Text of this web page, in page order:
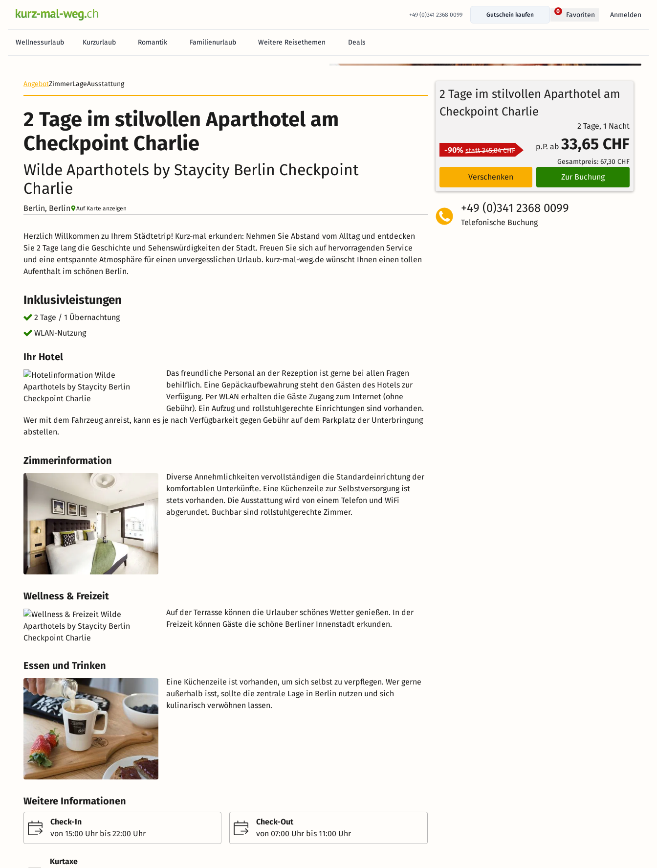
+49 (0)341 2368 0099 Gutschein kaufen
0 Favoriten Anmelden
Wellnessurlaub Kurzurlaub Romantik Familienurlaub Weitere Reisethemen Deals
AngebotZimmerLageAusstattung
2 Tage im stilvollen Aparthotel am
Checkpoint Charlie
Wilde Aparthotels by Staycity Berlin Checkpoint
Charlie
Berlin, Berlin Auf Karte anzeigen
Herzlich Willkommen zu Ihrem Städtetrip! Kurz-mal erkunden: Nehmen Sie Abstand vom Alltag und entdecken
Sie 2 Tage lang die Geschichte und Sehenswürdigkeiten der Stadt. Freuen Sie sich auf hervorragenden Service
und eine entspannte Atmosphäre für einen unvergesslichen Urlaub. kurz-mal-weg.de wünscht Ihnen einen tollen
Aufenthalt im schönen Berlin.
Inklusivleistungen
2 Tage / 1 Übernachtung
WLAN-Nutzung
Ihr Hotel
Das freundliche Personal an der Rezeption ist gerne bei allen Fragen
behilflich. Eine Gepäckaufbewahrung steht den Gästen des Hotels zur
Verfügung. Per WLAN erhalten die Gäste Zugang zum Internet (ohne
Gebühr). Ein Aufzug und rollstuhlgerechte Einrichtungen sind vorhanden.
Wer mit dem Fahrzeug anreist, kann es je nach Verfügbarkeit gegen Gebühr auf dem Parkplatz der Unterbringung
abstellen.
Zimmerinformation
Diverse Annehmlichkeiten vervollständigen die Standardeinrichtung der
komfortablen Unterkünfte. Eine Küchenzeile zur Selbstversorgung ist
stets vorhanden. Die Ausstattung wird von einem Telefon und WiFi
abgerundet. Buchbar sind rollstuhlgerechte Zimmer.
Wellness & Freizeit
Auf der Terrasse können die Urlauber schönes Wetter genießen. In der
Freizeit können Gäste die schöne Berliner Innenstadt erkunden.
Essen und Trinken
Eine Küchenzeile ist vorhanden, um sich selbst zu verpflegen. Wer gerne
außerhalb isst, sollte die zentrale Lage in Berlin nutzen und sich
kulinarisch verwöhnen lassen.
Weitere Informationen
Check-In
von 15:00 Uhr bis 22:00 Uhr
Check-Out
von 07:00 Uhr bis 11:00 Uhr
Kurtaxe
2 Tage im stilvollen Aparthotel am
Checkpoint Charlie
2 Tage, 1 Nacht
-90% statt 345,84 CHF p.P. ab 33,65 CHF
Gesamtpreis: 67,30 CHF
Verschenken Zur Buchung
+49 (0)341 2368 0099
Telefonische Buchung